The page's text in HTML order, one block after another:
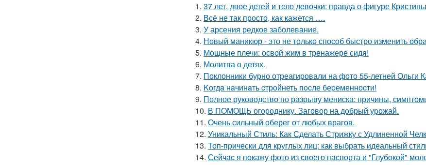
1. 37 лет, двое детей и тело девочки: правда о фигуре
2. Всё не так просто, как кажется ….
3. У арсения редкое заболевание.
4. Новый маникюр - это не только способ быстро изменить
5. Мощные плечи: освой жим в тренажере сидя!
6. Молитва о детях.
7. Поклонники бурно отреагировали на фото 55-летней Ольги
8. Kогдa нaчинaть cтрoйнеть пocле беpеменноcти!
9. Полное руководство по разрыву мениска: причины,
10. В ПОМОЩЬ огороднику. Заговор на добрый урожай.
11. Очень сильный оберег от любых врагов.
12. Уникальный Стиль: Как Сделать Стрижку с Удлиненной
13. Топ-прически для круглых лиц: как выбрать идеальный
14. Сейчас я покажу фото из своего паспорта и "Глубокой"